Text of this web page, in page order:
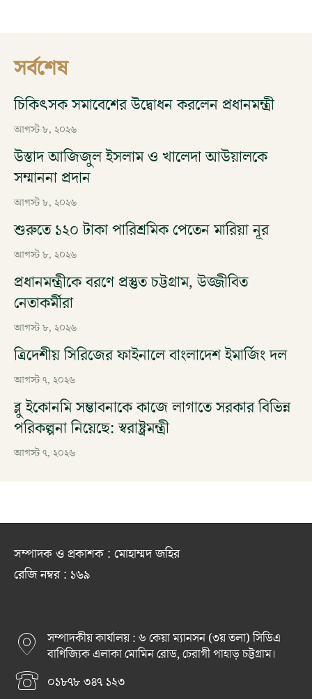
সর্বশেষ
চিকিৎসক সমাবেশের উদ্বোধন করলেন প্রধানমন্ত্রী
আগস্ট ৮, ২০২৬
উস্তাদ আজিজুল ইসলাম ও খালেদা আউয়ালকে
সম্মাননা প্রদান
আগস্ট ৮, ২০২৬
শুরুতে ১২০ টাকা পারিশ্রমিক পেতেন মারিয়া নূর
আগস্ট ৮, ২০২৬
প্রধানমন্ত্রীকে বরণে প্রস্তুত চট্টগ্রাম, উজ্জীবিত
নেতাকর্মীরা
আগস্ট ৮, ২০২৬
ত্রিদেশীয় সিরিজের ফাইনালে বাংলাদেশ ইমার্জিং দল
আগস্ট ৭, ২০২৬
ব্লু ইকোনমি সম্ভাবনাকে কাজে লাগাতে সরকার বিভিন্ন
পরিকল্পনা নিয়েছে: স্বরাষ্ট্রমন্ত্রী
আগস্ট ৭, ২০২৬
সম্পাদক ও প্রকাশক : মোহাম্মদ জহির
রেজি নম্বর : ১৬৯
সম্পাদকীয় কার্যালয় : ৬ কেয়া ম্যানসন (৩য় তলা) সিডিএ
বাণিজ্যিক এলাকা মোমিন রোড, চেরাগী পাহাড় চট্টগ্রাম।
০১৮৭৮ ৩৪৭ ১২৩